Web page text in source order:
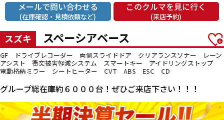
メールで問い合わせる
(在庫確認・見積依頼など)
このクルマを見に行く
(来店予約)
スズキ スペーシアベース
GF ドライブレコーダー 両側スライドドア クリアランスソナー レーン
アシスト 衝突被害軽減システム スマートキー アイドリングストップ
電動格納ミラー シートヒーター CVT ABS ESC CD
グループ総在庫約６０００台！ぜひご来店下さい！！！